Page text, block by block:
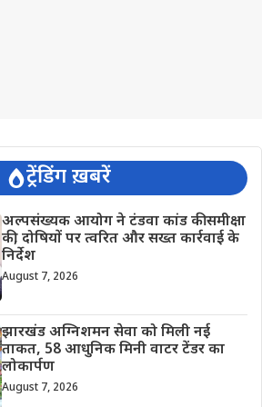
ट्रेंडिंग ख़बरें
अल्पसंख्यक आयोग ने टंडवा कांड की समीक्षा
की, दोषियों पर त्वरित और सख्त कार्रवाई के
निर्देश
August 7, 2026
झारखंड अग्निशमन सेवा को मिली नई
ताकत, 58 आधुनिक मिनी वाटर टेंडर का
लोकार्पण
August 7, 2026